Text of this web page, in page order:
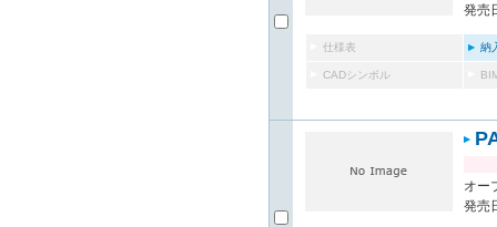
発売
仕様表 納
CADシンボル
オー
発売